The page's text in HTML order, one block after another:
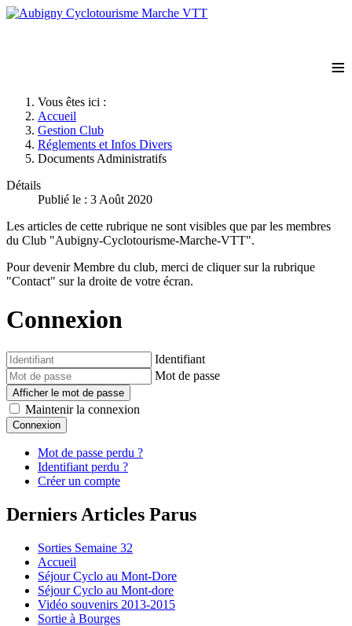
≡
Vous êtes ici :
Accueil
Gestion Club
Réglements et Infos Divers
Documents Administratifs
Détails
Publié le : 3 Août 2020
Les articles de cette rubrique ne sont visibles que par les membres
du Club "Aubigny-Cyclotourisme-Marche-VTT".
Pour devenir Membre du club, merci de cliquer sur la rubrique
"Contact" sur la droite de votre écran.
Connexion
Identifiant
Mot de passe
Afficher le mot de passe
Maintenir la connexion
Connexion
Mot de passe perdu ?
Identifiant perdu ?
Créer un compte
Derniers Articles Parus
Sorties Semaine 32
Accueil
Séjour Cyclo au Mont-Dore
Séjour Cyclo au Mont-dore
Vidéo souvenirs 2013-2015
Sortie à Bourges